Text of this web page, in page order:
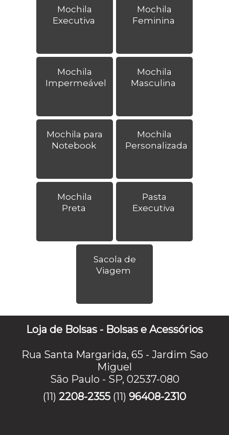
Mochila
Executiva
Mochila
Feminina
Mochila
Impermeável
Mochila
Masculina
Mochila para
Notebook
Mochila
Personalizada
Mochila
Preta
Pasta
Executiva
Sacola de
Viagem
Loja de Bolsas - Bolsas e Acessórios
Rua Santa Margarida, 65 - Jardim Sao
Miguel
São Paulo - SP, 02537-080
(11) 2208-2355 (11) 96408-2310